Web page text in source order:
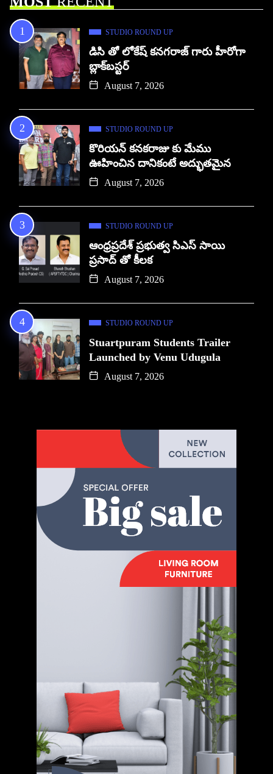
STUDIO ROUND UP
డిసి తో లోకేష్ కనగరాజ్ గారు హీరోగా
బ్లాక్‌బస్టర్
August 7, 2026
STUDIO ROUND UP
కొరియన్ కనకరాజు కు మేము
ఊహించిన దానికంటే అద్భుతమైన
August 7, 2026
STUDIO ROUND UP
ఆంధ్రప్రదేశ్ ప్రభుత్వ సిఎస్ సాయి
ప్రసాద్ తో కీలక
August 7, 2026
STUDIO ROUND UP
Stuartpuram Students Trailer
Launched by Venu Udugula
August 7, 2026